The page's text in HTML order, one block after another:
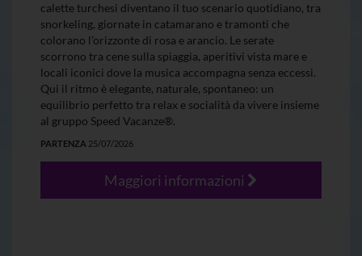
calette turchesi diventano il tuo scenario quotidiano, tra
snorkeling, giornate in catamarano e tramonti che
colorano l’orizzonte di rosa e arancio. Le serate
scorrono tra cene sulla spiaggia, aperitivi vista mare e
locali iconici dove la musica accompagna senza eccessi.
Qui il ritmo è elegante, naturale, spontaneo: un
equilibrio perfetto tra relax e socialità da vivere insieme
al gruppo Speed Vacanze®.
PARTENZA 25/07/2026
Maggiori informazioni